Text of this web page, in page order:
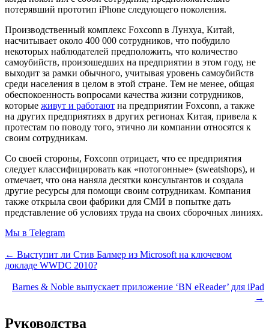
потерявший прототип iPhone следующего поколения.
Производственный комплекс Foxconn в Лунхуа, Китай,
насчитывает около 400 000 сотрудников, что побудило
некоторых наблюдателей предположить, что количество
самоубийств, произошедших на предприятии в этом году, не
выходит за рамки обычного, учитывая уровень самоубийств
среди населения в целом в этой стране. Тем не менее, общая
обеспокоенность вопросами качества жизни сотрудников,
которые живут и работают на предприятии Foxconn, а также
на других предприятиях в других регионах Китая, привела к
протестам по поводу того, этично ли компании относятся к
своим сотрудникам.
Со своей стороны, Foxconn отрицает, что ее предприятия
следует классифицировать как «потогонные» (sweatshops), и
отмечает, что она наняла десятки консультантов и создала
другие ресурсы для помощи своим сотрудникам. Компания
также открыла свои фабрики для СМИ в попытке дать
представление об условиях труда на своих сборочных линиях.
Мы в Telegram
← Выступит ли Стив Балмер из Microsoft на ключевом
докладе WWDC 2010?
Barnes & Noble выпускает приложение ‘BN eReader’ для iPad
→
Руководства